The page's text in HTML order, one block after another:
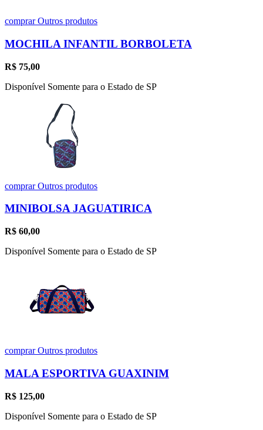
comprarOutros produtos
MOCHILA INFANTIL BORBOLETA
R$ 75,00
Disponível Somente para o Estado de SP
comprarOutros produtos
MINIBOLSA JAGUATIRICA
R$ 60,00
Disponível Somente para o Estado de SP
comprarOutros produtos
MALA ESPORTIVA GUAXINIM
R$ 125,00
Disponível Somente para o Estado de SP